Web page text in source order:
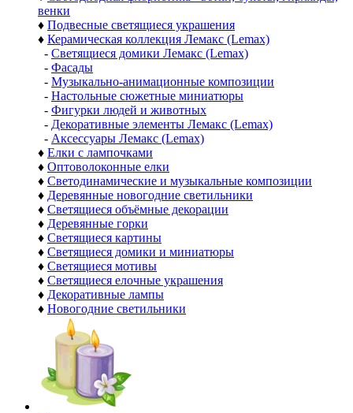
венки
♦ Подвесные светящиеся украшения
♦ Керамическая коллекция Лемакс (Lemax)
- Светящиеся домики Лемакс (Lemax)
- Фасады
- Музыкально-анимационные композиции
- Настольные сюжетные миниатюры
- Фигурки людей и животных
- Декоративные элементы Лемакс (Lemax)
- Аксессуары Лемакс (Lemax)
♦ Елки с лампочками
♦ Оптоволоконные елки
♦ Светодинамические и музыкальные композиции
♦ Деревянные новогодние светильники
♦ Светящиеся объёмные декорации
♦ Деревянные горки
♦ Светящиеся картины
♦ Светящиеся домики и миниатюры
♦ Светящиеся мотивы
♦ Светящиеся елочные украшения
♦ Декоративные лампы
♦ Новогодние светильники